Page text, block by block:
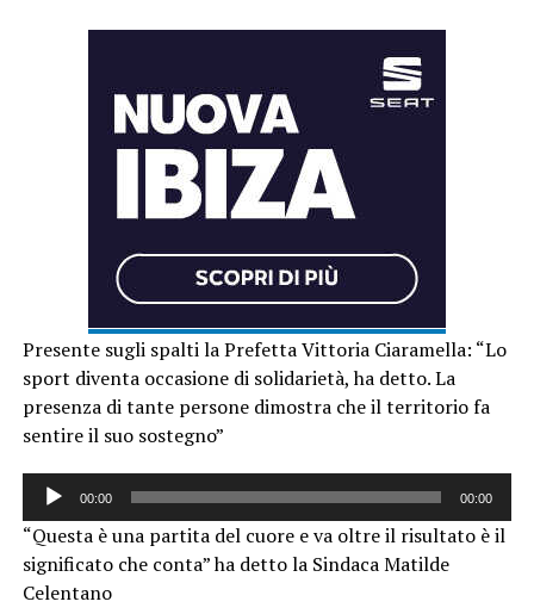
Presente sugli spalti la Prefetta Vittoria Ciaramella: “Lo
sport diventa occasione di solidarietà, ha detto. La
presenza di tante persone dimostra che il territorio fa
sentire il suo sostegno”
Audio
00:00 00:00
“Questa è una partita del cuore e va oltre il risultato è il
significato che conta” ha detto la Sindaca Matilde
Celentano